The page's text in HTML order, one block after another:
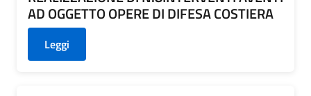
AD OGGETTO OPERE DI DIFESA COSTIERA
Leggi